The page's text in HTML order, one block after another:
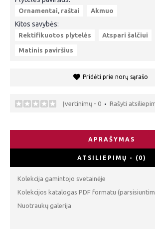
Ornamentai, raštai Akmuo
Kitos savybės:
Rektifikuotos plytelės Atspari šalčiui
Matinis paviršius
Pridėti prie norų sąrašo
Įvertinimų - 0 • Rašyti
APRAŠYMAS
ATSILIEPIMŲ - (0)
Kolekcija gamintojo svetainėje
Kolekcijos katalogas PDF formatu
Nuotraukų galerija